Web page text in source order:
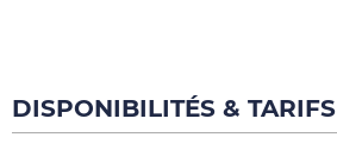
DISPONIBILITÉS & TARIFS